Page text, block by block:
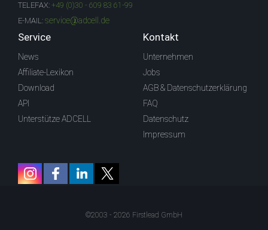
TELEFAX: +49 (0)30 - 609 83 61-99
E-MAIL: service@adcell.de
Service
News
Affiliate-Lexikon
Download
API
Unterstütze ADCELL
Kontakt
Unternehmen
Jobs
AGB & Datenschutzerklärung
FAQ
Datenschutz
Impressum
©2003 - 2026 Firstlead GmbH